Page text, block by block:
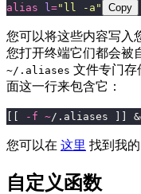
alias l =" ll -a " Copy
您可以将这些内容写入
您打开终端它们都会被
~/.aliases 文件专门存
面这一行来包含它：
-f ~/.aliases ]]
您可以在 这里 找到我的
自定义函数